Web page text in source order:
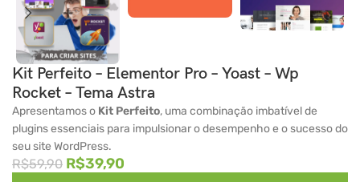
Kit Perfeito – Elementor Pro – Yoast – Wp
Rocket – Tema Astra
Apresentamos o Kit Perfeito, uma combinação imbatível de
plugins essenciais para impulsionar o desempenho e o sucesso do
seu site WordPress.
R$59,90 R$39,90